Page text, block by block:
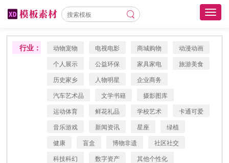
行业： 动物宠物 电视电影 商城购物
动漫动画
个人展示
公益环保 家具家电
旅游美食
历史家乡
人物明星
企业商务
汽车艺术品
文学书籍
摄影图库
运动体育
鲜花礼品 学校艺术
卡通可爱
音乐游戏
新闻资讯 星座
绿植
健康
盲盒 博物非遗
社区社交
科技科幻
数字资产 其他个性化